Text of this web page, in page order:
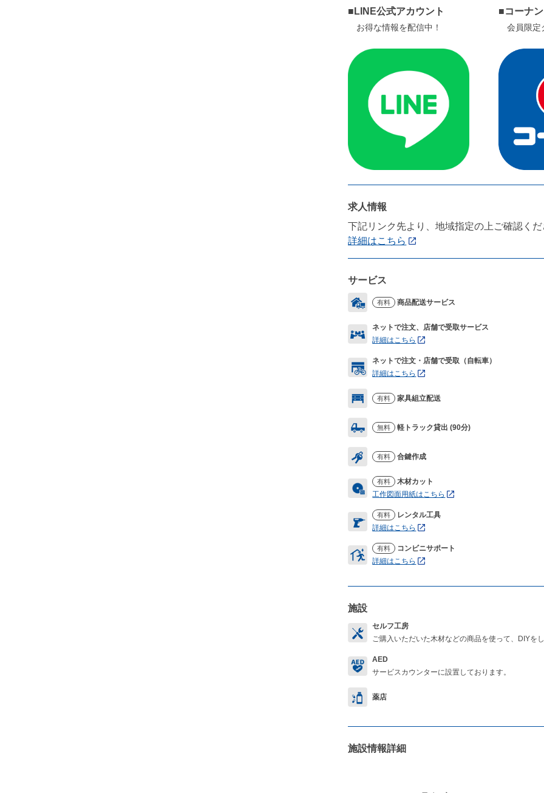
■LINE公式アカウント
お得な情報を配信中！
■コーナ
会員限定
求人情報
下記リンク先より、地域指定の上ご確認く
詳細はこちら
サービス
有料 商品配送サービス
ネットで注文、店舗で受取サービス
詳細はこちら
ネットで注文・店舗で受取（自転車）
詳細はこちら
有料 家具組立配送
無料 軽トラック貸出 (90分)
有料 合鍵作成
有料
木材カット
工作図面用紙はこちら
有料
レンタル工具
詳細はこちら
有料
コンビニサポート
詳細はこちら
施設
セルフ工房
ご購入いただいた木材などの商品を使って、DIYを
AED
サービスカウンターに設置しております。
薬店
施設情報詳細